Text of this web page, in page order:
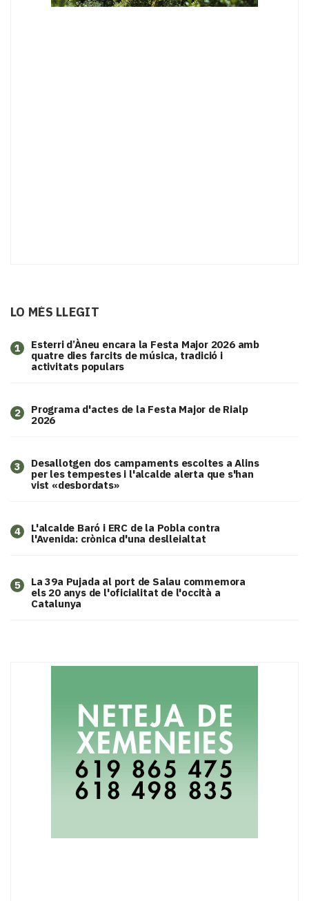
LO MÉS LLEGIT
1
Esterri d’Àneu encara la Festa Major 2026 amb
quatre dies farcits de música, tradició i
activitats populars
2
Programa d'actes de la Festa Major de Rialp
2026
3
​Desallotgen dos campaments escoltes a Alins
per les tempestes i l'alcalde alerta que s'han
vist «desbordats»
4
L'alcalde Baró i ERC de la Pobla contra
l'Avenida: crònica d'una deslleialtat
5
​La 39a Pujada al port de Salau commemora
els 20 anys de l'oficialitat de l'occità a
Catalunya